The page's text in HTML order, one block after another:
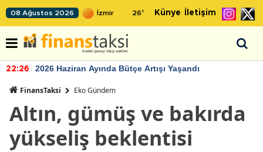
08 Ağustos 2026 26° Künye İletişim
22:26 2026 Haziran Ayında Bütçe Artışı Yaşandı
FinansTaksi Eko Gündem
Altın, gümüş ve bakırda
yükseliş beklentisi